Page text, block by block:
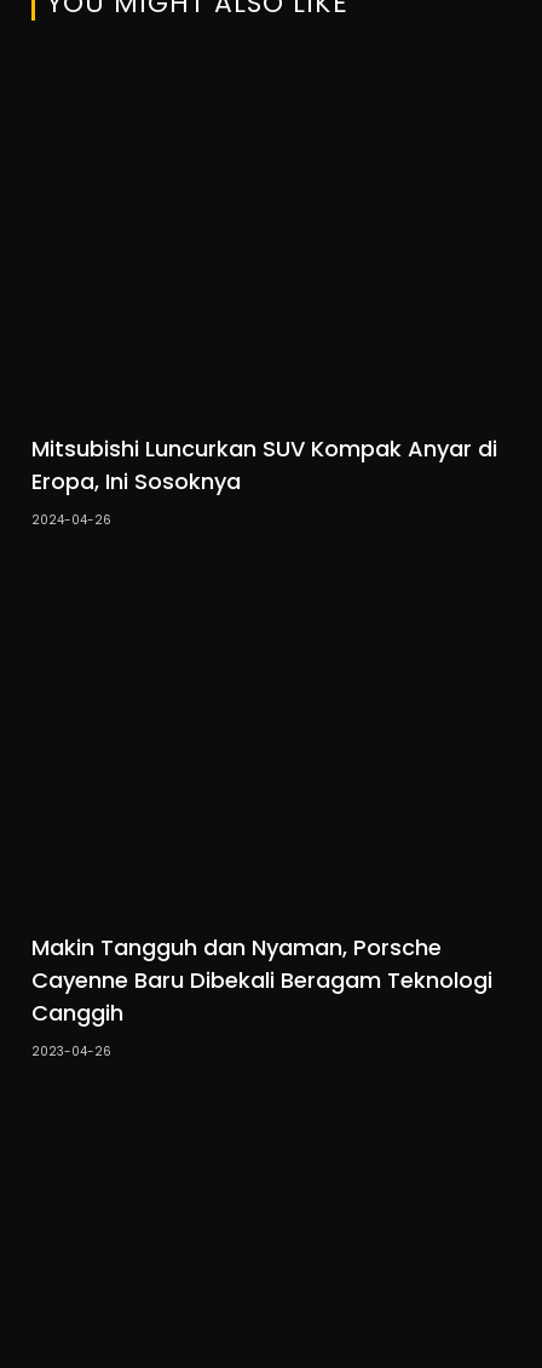
Mitsubishi Luncurkan SUV Kompak Anyar di
Eropa, Ini Sosoknya
2024-04-26
Makin Tangguh dan Nyaman, Porsche
Cayenne Baru Dibekali Beragam Teknologi
Canggih
2023-04-26